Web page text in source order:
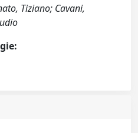
Tiziano; Cavani,